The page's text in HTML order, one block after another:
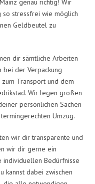
genau richtig! Wir
so stressfrei wie möglich
Geldbeutel zu
dir sämtliche Arbeiten
bei der Verpackung
Transport und dem
Wir legen großen
persönlichen Sachen
Umzug.
wir dir transparente und
wir dir gerne ein
individuellen Bedürfnisse
kannst dabei zwischen